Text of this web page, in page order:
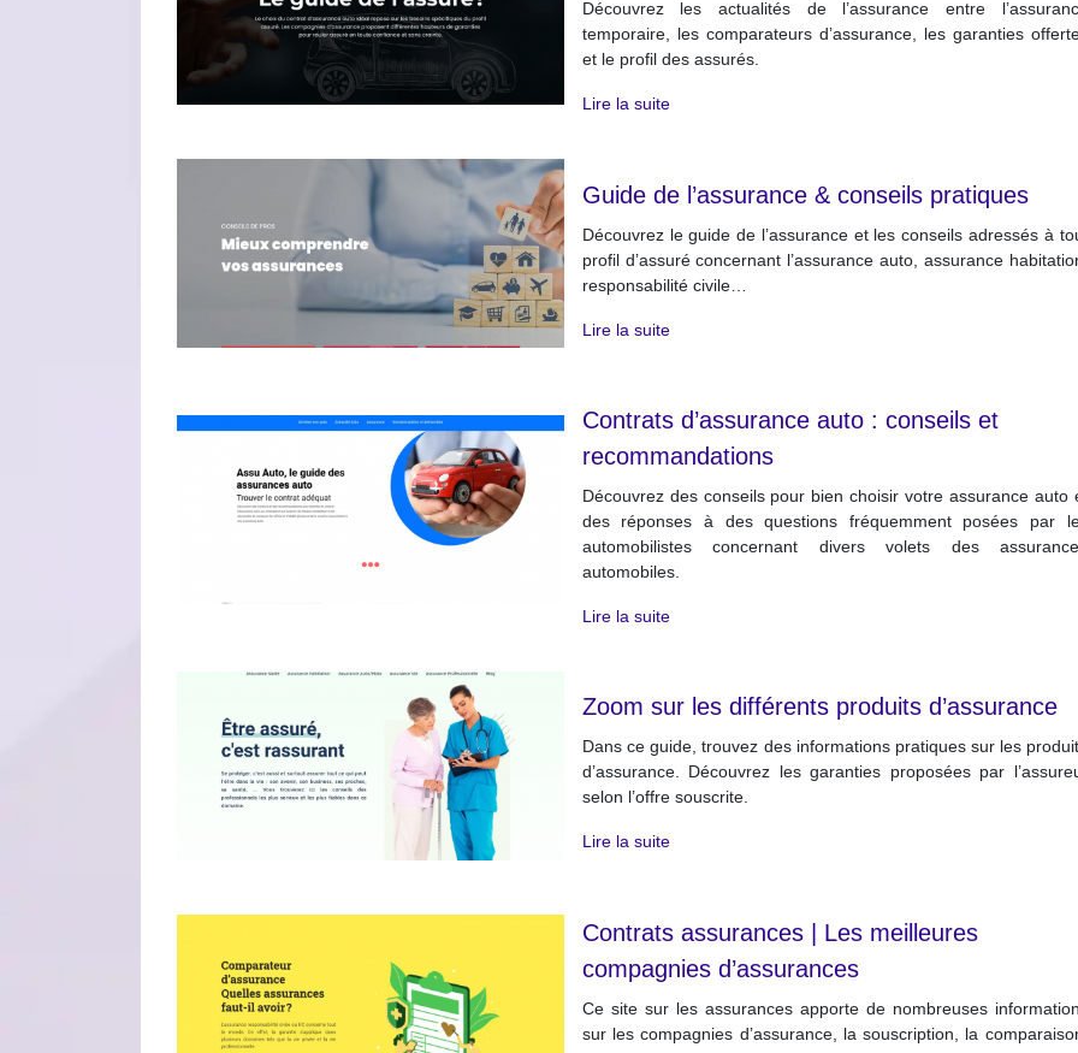
Découvrez les actualités de l’assurance entre
temporaire, les comparateurs d’assurance, les garanties
et le profil des assurés.
Lire la suite
Guide de l’assurance & conseils pratiques
Découvrez le guide de l’assurance et les conseils adressés à
profil d’assuré concernant l’assurance auto, assurance
responsabilité civile…
Lire la suite
Contrats d’assurance auto : conseils et
recommandations
Découvrez des conseils pour bien choisir votre assurance auto
des réponses à des questions fréquemment posées par
automobilistes concernant divers volets des
automobiles.
Lire la suite
Zoom sur les différents produits d’assurance
Dans ce guide, trouvez des informations pratiques sur les
d’assurance. Découvrez les garanties proposées par
selon l’offre souscrite.
Lire la suite
Contrats assurances | Les meilleures
compagnies d’assurances
Ce site sur les assurances apporte de nombreuses
sur les compagnies d’assurance, la souscription, la